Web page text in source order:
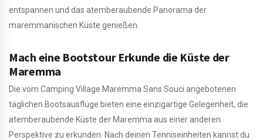
entspannen und das atemberaubende Panorama der
maremmanischen Küste genießen.
Mach eine Bootstour Erkunde die Küste der
Maremma
Die vom Camping Village Maremma Sans Souci angebotenen
täglichen Bootsausflüge bieten eine einzigartige Gelegenheit, die
atemberaubende Küste der Maremma aus einer anderen
Perspektive zu erkunden. Nach deinen Tenniseinheiten kannst du